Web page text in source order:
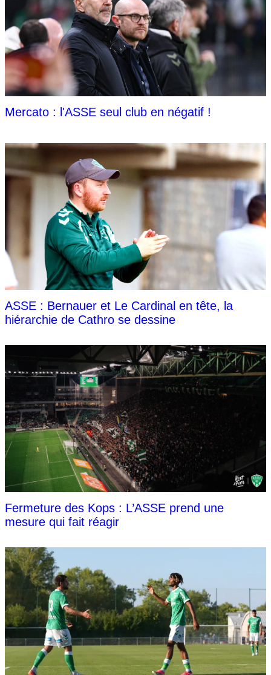
Mercato : l'ASSE seul club en négatif !
ASSE : Bernauer et Le Cardinal en tête, la
hiérarchie de Cathro se dessine
Fermeture des Kops : L’ASSE prend une
mesure qui fait réagir